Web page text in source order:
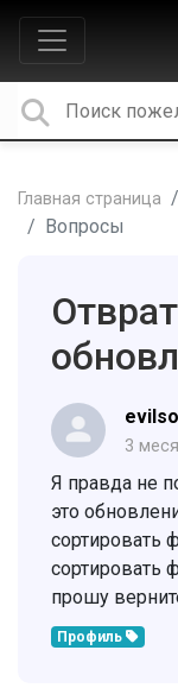
Главная страница
Вопросы
3
Я правда не
это
сортировать
сортировать
прошу
Профиль